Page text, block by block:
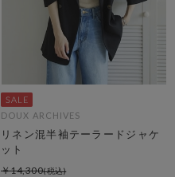
DOUX ARCHIVES
リネン混半袖テーラードジャケ
ット
￥14,300